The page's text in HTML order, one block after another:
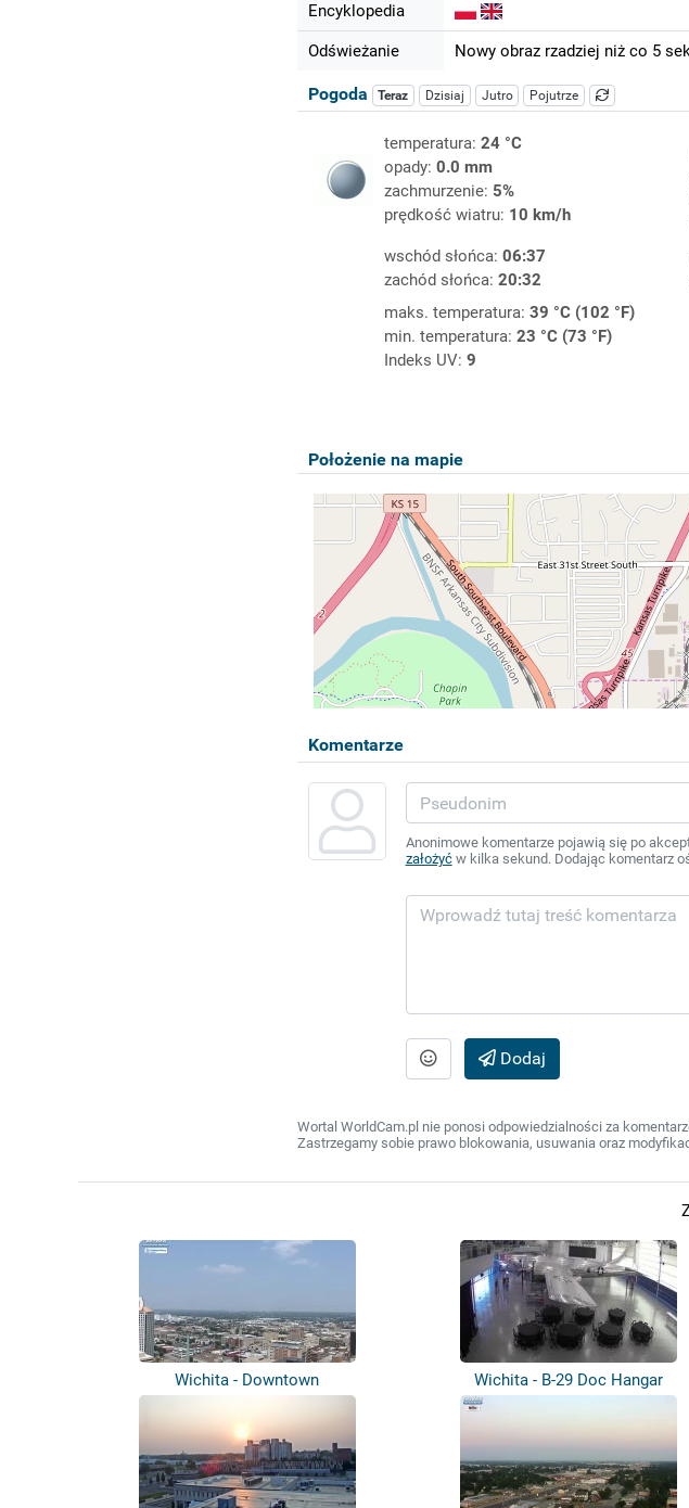
Encyklopedia
Odświeżanie Nowy obraz rzadziej niż co 5
Pogoda Teraz Dzisiaj Jutro Pojutrze
temperatura: 24 °C
opady: 0.0 mm
zachmurzenie: 5%
prędkość wiatru: 10 km/h
wschód słońca: 06:37
zachód słońca: 20:32
maks. temperatura: 39 °C (102 °F)
min. temperatura: 23 °C (73 °F)
Indeks UV: 9
Położenie na mapie
Komentarze
Anonimowe komentarze pojawią się po
założyćw kilka sekund. Dodając komentarz
Dodaj
Wortal WorldCam.pl nie ponosi odpowiedzialności za
Zastrzegamy sobie prawo blokowania, usuwania oraz
Wichita - Downtown Wichita - B-29 Doc Hangar